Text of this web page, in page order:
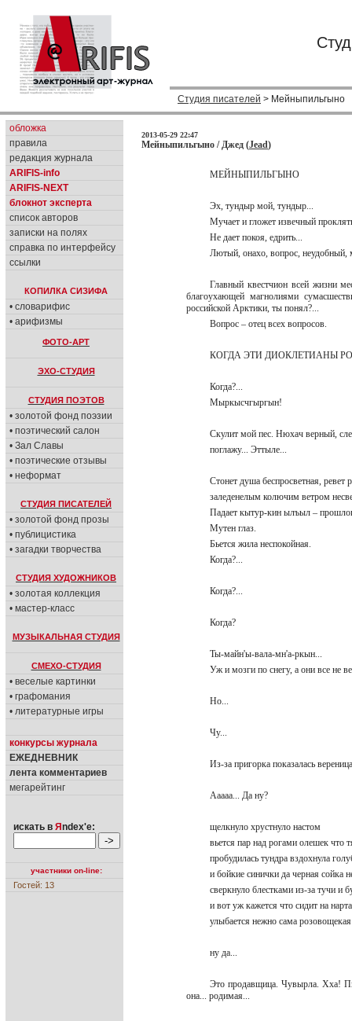
Студия писателей > Мейныпильгыно
обложка
правила
редакция журнала
ARIFIS-info
ARIFIS-NEXT
блокнот эксперта
список авторов
записки на полях
справка по интерфейсу
ссылки
КОПИЛКА СИЗИФА
• словарифис
• арифизмы
ФОТО-АРТ
ЭХО-СТУДИЯ
СТУДИЯ ПОЭТОВ
• золотой фонд поэзии
• поэтический салон
• Зал Славы
• поэтические отзывы
• неформат
СТУДИЯ ПИСАТЕЛЕЙ
• золотой фонд прозы
• публицистика
• загадки творчества
СТУДИЯ ХУДОЖНИКОВ
• золотая коллекция
• мастер-класс
МУЗЫКАЛЬНАЯ СТУДИЯ
СМЕХО-СТУДИЯ
• веселые картинки
• графомания
• литературные игры
конкурсы журнала
ЕЖЕДНЕВНИК
лента комментариев
мегарейтинг
искать в Я ndex'е:
участники on-line:
Гостей: 13
2013-05-29 22:47
Мейныпильгыно / Джед (Jead)
MEЙНЫПИЛЬГЫНО
Эх, тундыр мой, тундыр...
Мучает и гложет извечный
Не дает покоя, едрить...
Лютый, онахо, вопрос,
Главный квестчион всей жизни
благоухающей магнолиями
российской Арктики, ты понял?...
Вопрос – отец всех вопросов.
КОГДА ЭТИ ДИОКЛЕТИАНЫ
Когда?...
Мыркысчгыргын!
Скулит мой пес. Нюхач верный,
поглажу... Эттыле...
Стонет душа беспросветная,
заледенелым колючим ветром
Падает кытур-кин ылъыл –
Мутен глаз.
Бьется жила неспокойная.
Когда?...
Когда?...
Когда?
Ты-майн'ы-вала-мн'а-ркын...
Уж и мозги по снегу, а они все не
Но...
Чу...
Из-за пригорка показалась
Ааааа... Да ну?
щелкнуло хрустнуло настом
вьется пар над рогами олешек
пробудилась тундра вздохнула
и бойкие синички да черная сойка
сверкнуло блестками из-за тучи и
и вот уж кажется что сидит на
улыбается нежно сама
ну да...
Это продавщица. Чувырла. Хха!
она... родимая...